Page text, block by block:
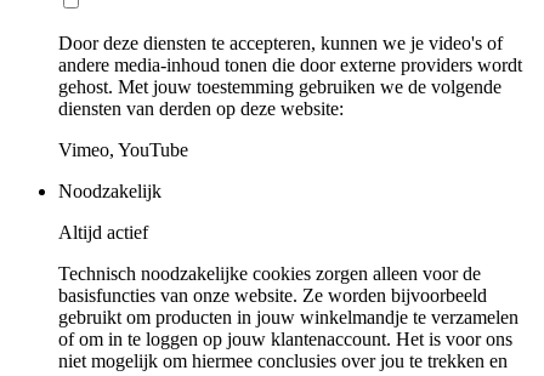
Door deze diensten te accepteren, kunnen we je video's of
andere media-inhoud tonen die door externe providers wordt
gehost. Met jouw toestemming gebruiken we de volgende
diensten van derden op deze website:
Vimeo, YouTube
Noodzakelijk
Altijd actief
Technisch noodzakelijke cookies zorgen alleen voor de
basisfuncties van onze website. Ze worden bijvoorbeeld
gebruikt om producten in jouw winkelmandje te verzamelen
of om in te loggen op jouw klantenaccount. Het is voor ons
niet mogelijk om hiermee conclusies over jou te trekken en